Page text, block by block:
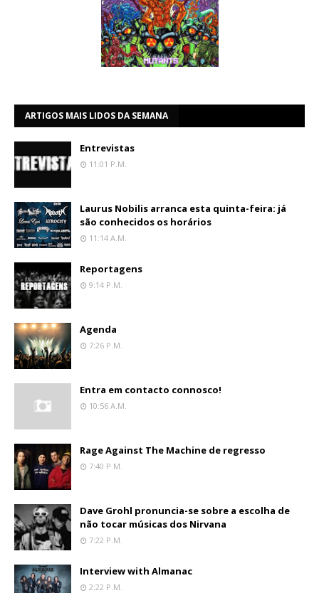
ARTIGOS MAIS LIDOS DA SEMANA
Entrevistas
11:01 P.m.
Laurus Nobilis arranca esta quinta-feira: já
são conhecidos os horários
11:14 A.m.
Reportagens
9:14 P.m.
Agenda
7:26 P.m.
Entra em contacto connosco!
10:56 A.m.
Rage Against The Machine de regresso
7:40 P.m.
Dave Grohl pronuncia-se sobre a escolha de
não tocar músicas dos Nirvana
7:22 P.m.
Interview with Almanac
2:22 P.m.